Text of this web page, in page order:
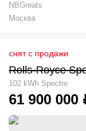
NBGreats
Москва
снят с продажи
Rolls-Royce
102 kWh Spectre
61 900 000